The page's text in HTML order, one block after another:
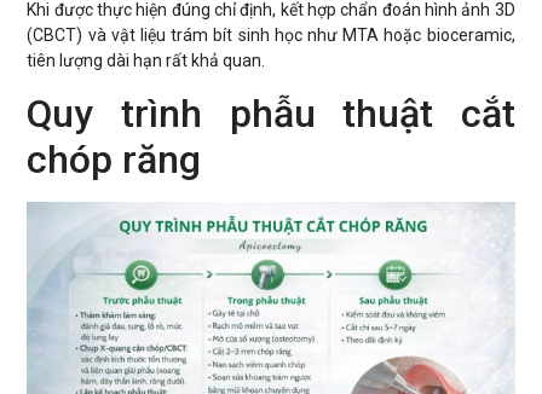
Khi được thực hiện đúng chỉ định, kết hợp chẩn đoán hình ảnh 3D
(CBCT) và vật liệu trám bít sinh học như MTA hoặc bioceramic,
tiên lượng dài hạn rất khả quan.
Quy trình phẫu thuật cắt
chóp răng